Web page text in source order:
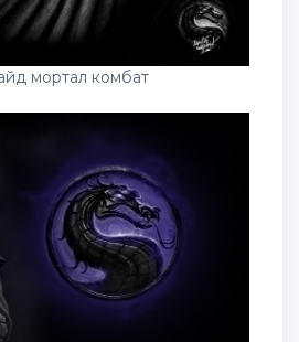
мортал комбат